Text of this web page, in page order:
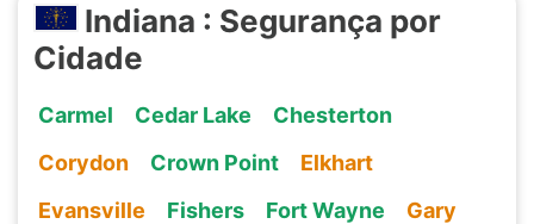
Indiana : Segurança por
Cidade
Carmel Cedar Lake
Chesterton
Corydon
Crown Point
Elkhart
Evansville
Fishers Fort Wayne
Gary